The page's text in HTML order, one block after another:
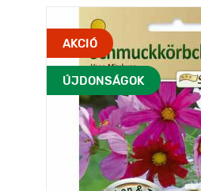
AKCIÓ
ÚJDONSÁGOK